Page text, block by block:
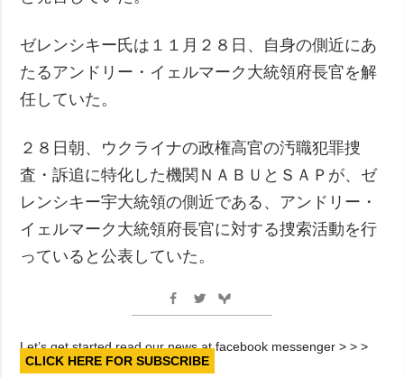
ゼレンシキー氏は１１月２８日、自身の側近にあ
たるアンドリー・イェルマーク大統領府長官を解
任していた。
２８日朝、ウクライナの政権高官の汚職犯罪捜
査・訴追に特化した機関ＮＡＢＵとＳＡＰが、ゼ
レンシキー宇大統領の側近である、アンドリー・
イェルマーク大統領府長官に対する捜索活動を行
っていると公表していた。
Let’s get started read our news at facebook messenger > > >
CLICK HERE FOR SUBSCRIBE